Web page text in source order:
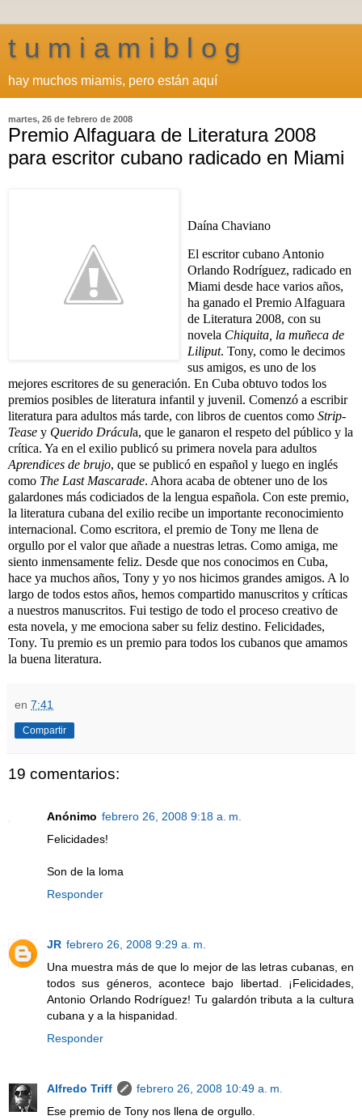
t u m i a m i b l o g
hay muchos miamis, pero están aquí
martes, 26 de febrero de 2008
Premio Alfaguara de Literatura 2008
para escritor cubano radicado en Miami
Daína Chaviano
El escritor cubano Antonio
Orlando Rodríguez, radicado en
Miami desde hace varios años,
ha ganado el Premio Alfaguara
de Literatura 2008, con su
novela Chiquita, la muñeca de
Liliput. Tony, como le decimos
sus amigos, es uno de los
mejores escritores de su generación. En Cuba obtuvo todos los
premios posibles de literatura infantil y juvenil. Comenzó a escribir
literatura para adultos más tarde, con libros de cuentos como Strip-
Tease y Querido Drácula, que le ganaron el respeto del público y la
crítica. Ya en el exilio publicó su primera novela para adultos
Aprendices de brujo, que se publicó en español y luego en inglés
como The Last Mascarade. Ahora acaba de obtener uno de los
galardones más codiciados de la lengua española. Con este premio,
la literatura cubana del exilio recibe un importante reconocimiento
internacional. Como escritora, el premio de Tony me llena de
orgullo por el valor que añade a nuestras letras. Como amiga, me
siento inmensamente feliz. Desde que nos conocimos en Cuba,
hace ya muchos años, Tony y yo nos hicimos grandes amigos. A lo
largo de todos estos años, hemos compartido manuscritos y críticas
a nuestros manuscritos. Fui testigo de todo el proceso creativo de
esta novela, y me emociona saber su feliz destino. Felicidades,
Tony. Tu premio es un premio para todos los cubanos que amamos
la buena literatura.
en 7:41
Compartir
19 comentarios:
Anónimo febrero 26, 2008 9:18 a. m.
Felicidades!
Son de la loma
Responder
JR febrero 26, 2008 9:29 a. m.
Una muestra más de que lo mejor de las letras cubanas, en
todos sus géneros, acontece bajo libertad. ¡Felicidades,
Antonio Orlando Rodríguez! Tu galardón tributa a la cultura
cubana y a la hispanidad.
Responder
Alfredo Triff
febrero 26, 2008 10:49 a. m.
Ese premio de Tony nos llena de orgullo.